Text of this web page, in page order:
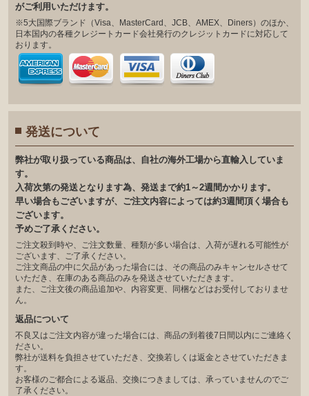
がご利⽤いただけます。
※5大国際ブランド（Visa、MasterCard、JCB、AMEX、Diners）のほか、
日本国内の各種クレジートカード会社発行のクレジットカードに対応して
おります。
発送について
弊社が取り扱っている商品は、自社の海外工場から直輸入していま
す。
入荷次第の発送となります為、発送まで約1～2週間かかります。
早い場合もございますが、ご注文内容によっては約3週間頂く場合も
ございます。
予めご了承ください。
ご注文殺到時や、ご注文数量、種類が多い場合は、入荷が遅れる可能性が
ございます、ご了承ください。
ご注文商品の中に欠品があった場合には、その商品のみキャンセルさせて
いただき、在庫のある商品のみを発送させていただきます。
また、ご注文後の商品追加や、内容変更、同梱などはお受付しておりませ
ん。
返品について
不良又はご注文内容が違った場合には、商品の到着後7日間以内にご連絡く
ださい。
弊社が送料を負担させていただき、交換若しくは返金とさせていただきま
す。
お客様のご都合による返品、交換につきましては、承っていませんのでご
了承ください。